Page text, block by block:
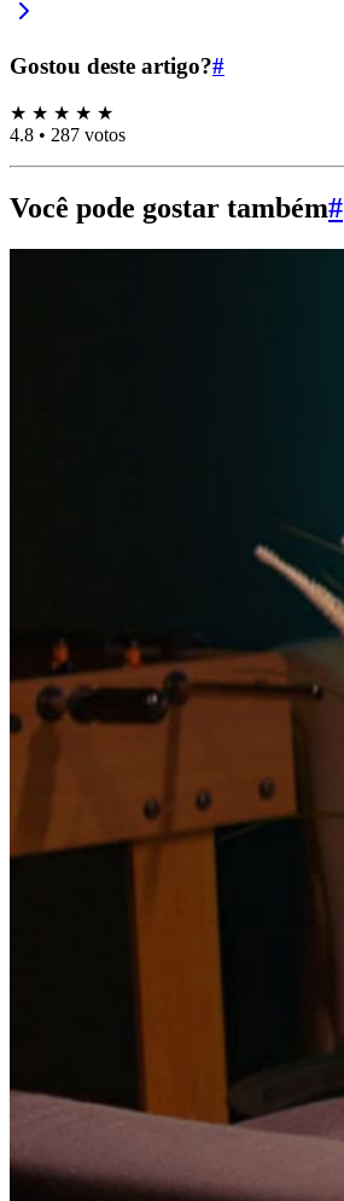
Gostou deste artigo?#
★ ★ ★ ★ ★
4.8 • 287 votos
Você pode gostar também#